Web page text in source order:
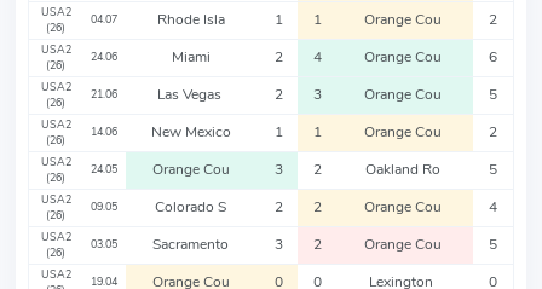
USA2
(26)
04.07 Rhode Isla 1 1 Orange Cou 2
USA2
(26)
24.06 Miami 2 4 Orange Cou 6
USA2
(26)
21.06 Las Vegas 2 3 Orange Cou 5
USA2
(26)
14.06 New Mexico 1 1 Orange Cou 2
USA2
(26)
24.05 Orange Cou 3 2 Oakland Ro 5
USA2
(26)
09.05 Colorado S 2 2 Orange Cou 4
USA2
(26)
03.05 Sacramento 3 2 Orange Cou 5
USA2
19.04 Orange Cou 0 0 Lexington 0